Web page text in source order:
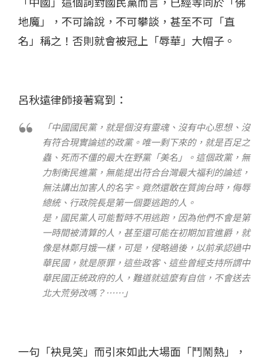
地魔」，不可論說，不可攀談，甚至不可「直
名」稱之！否則就會被冠上「辱華」大帽子。
呂秋遠律師接著寫到：
「中國國民黨，就是個沒有靈魂、沒有中心思想、沒
有符合現實論述的政黨。唯一剩下來的，就是百足之
蟲、死而不僵的最大在野黨「美名」。這個政黨，無
力制衡民進黨，無能提出符合台灣最大福利的論述，
無法講出加害人的名字。竟然還敢在質詢台時，侮辱
總統、行政院長是第一個要逃跑的人。
是，國民黨人可能暫時不用逃跑，因為他們不會是第
一時間被清算的人，甚至還可能在初期加官進爵，就
像是林鄭月娥一樣，可是，侵略過後，以前承認過中
華民國，就是原罪，這些政客、這些曾經支持所謂中
華民國正統政府的人，難道就這麼有自信，不會送去
北大荒勞改嗎？……」
一句「袂見笑」而引來如此大場面「鬥鬧熱」，